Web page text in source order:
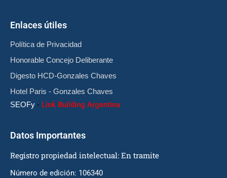
Enlaces útiles
Política de Privacidad
Honorable Concejo Deliberante
Digesto HCD-Gonzales Chaves
Hotel Paris - Gonzales Chaves
SEOFy - Link Building Argentina
Datos Importantes
Registro propiedad intelectual: En tramite
Número de edición: 106340